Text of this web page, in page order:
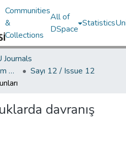
Communities
&
Collections
All of
DSpace
Statistics
YED.JEL Yaşadıkça Eğitim Dergisi / Journal of Education For Life
Sayı 12 / Issue 12
davranış